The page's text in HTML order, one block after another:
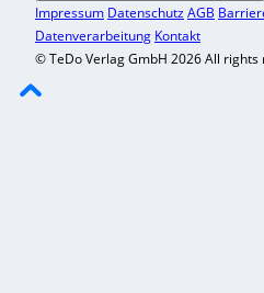
Impressum DatenschutzAGB
Datenverarbeitung Kontakt
© TeDo Verlag GmbH 2026 All rights